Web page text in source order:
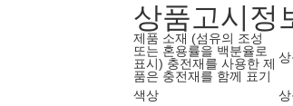
상품고시정
제품 소재 (섬유의 조성
또는 혼용률을 백분율로
표시) 충전재를 사용한 제
품은 충전재를 함께 표기
색상